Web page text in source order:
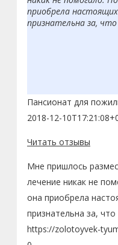
приобрела
признательна за,
Пансионат для
2018-12-
Читать отзывы
Мне пришлось
лечение никак не
она приобрела
признательна за,
https://zolotoyvek-